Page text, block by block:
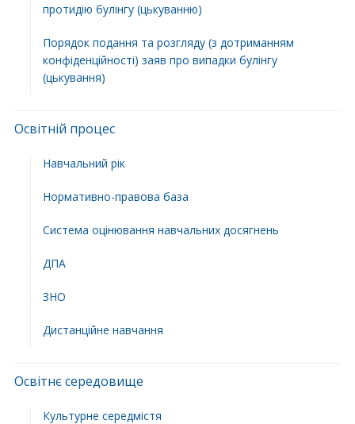
протидію булінгу (цькуванню)
Порядок подання та розгляду (з дотриманням
конфіденційності) заяв про випадки булінгу
(цькування)
Освітній процес
Навчальний рік
Нормативно-правова база
Система оцінювання навчальних досягнень
ДПА
ЗНО
Дистанційне навчання
Освітнє середовище
Культурне середмістя